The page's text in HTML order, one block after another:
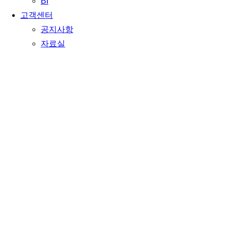
고객센터
공지사항
자료실